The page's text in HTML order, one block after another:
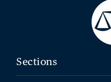
Sections